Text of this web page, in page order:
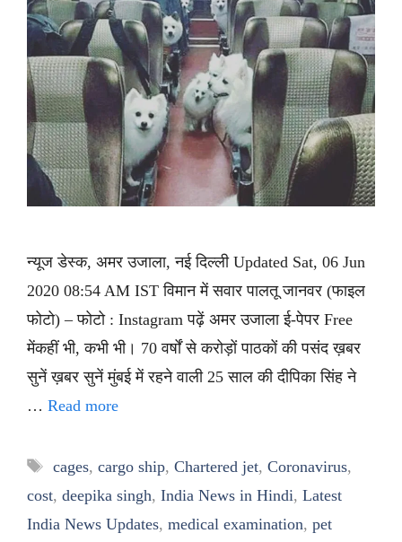
न्यूज डेस्क, अमर उजाला, नई दिल्ली Updated Sat, 06 Jun
2020 08:54 AM IST विमान में सवार पालतू जानवर (फाइल
फोटो) – फोटो : Instagram पढ़ें अमर उजाला ई-पेपर Free
मेंकहीं भी, कभी भी। 70 वर्षों से करोड़ों पाठकों की पसंद ख़बर
सुनें ख़बर सुनें मुंबई में रहने वाली 25 साल की दीपिका सिंह ने
… Read more
Tags
cages, cargo ship, Chartered jet, Coronavirus,
cost, deepika singh, India News in Hindi, Latest
India News Updates, medical examination, pet